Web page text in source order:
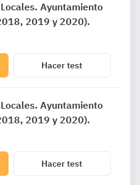
Ayuntamiento
2019 y 2020).
Hacer test
Ayuntamiento
2019 y 2020).
Hacer test